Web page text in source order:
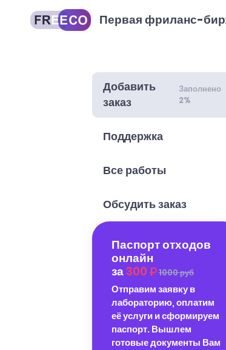
Первая фриланс-
Добавить
заказ
Заполнено
2%
Поддержка
Все работы
Обсудить заказ
Паспорт отходов
онлайн
за300 1000 руб
Отправим заявку в
лабораторию, оплатим
её услуги и сформируем
паспорт. Вышлем
готовые документы Вам